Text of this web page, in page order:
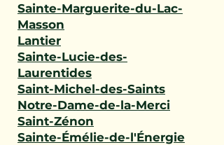
Sainte-Marguerite-du-Lac-
Masson
Lantier
Sainte-Lucie-des-
Laurentides
Saint-Michel-des-Saints
Notre-Dame-de-la-Merci
Saint-Zénon
Sainte-Émélie-de-l'Énergie